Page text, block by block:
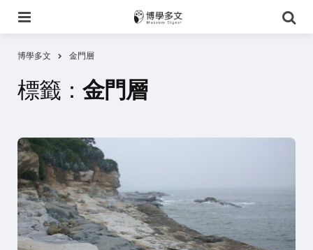
尋
博學多文 金門層
標籤： 金門層